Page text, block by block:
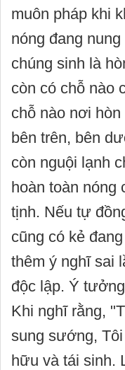
muôn pháp khi
nóng đang
chúng sinh là
còn có chỗ nào
chỗ nào nơi
bên trên, bên
còn nguội lạnh
hoàn toàn nóng
tịnh. Nếu tự
cũng có kẻ
thêm ý nghĩ sai
độc lập. Ý
Khi nghĩ rằng,
sung sướng,
hữu và tái sinh.